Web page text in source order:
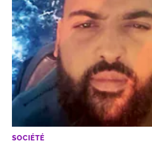
SOCIÉTÉ